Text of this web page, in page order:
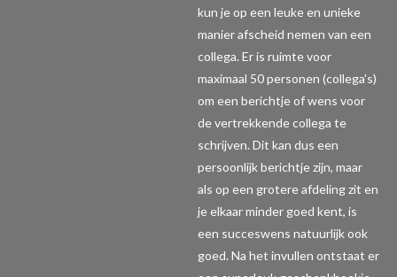
kun je op een leuke en unieke
manier afscheid nemen van een
collega. Er is ruimte voor
maximaal 50 personen (collega's)
om een berichtje of wens voor
de vertrekkende collega te
schrijven. Dit kan dus een
persoonlijk berichtje zijn, maar
als op een grotere afdeling zit en
je elkaar minder goed kent, is
een succeswens natuurlijk ook
goed. Na het invullen ontstaat er